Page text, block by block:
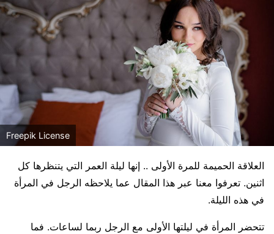
Freepik License
العلاقة الحميمة للمرة الأولى .. إنها ليلة العمر التي يتنظرها كل
اثنين. تعرفوا معنا عبر هذا المقال عما يلاحظه الرجل في المرأة
في هذه الليلة.
تتحضر المرأة في ليلتها الأولى مع الرجل ربما لساعات. فما